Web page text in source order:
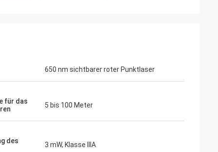
definitiv mit EOTECH konkurrieren!
650 nm sichtbarer roter Punktlaser
für das
5 bis 100 Meter
des
3 mW, Klasse IIIA